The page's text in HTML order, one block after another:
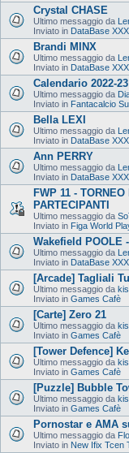
Crystal CHASE
Ultimo messaggio da
Inviato in DataBase XXX
Brandi MINX
Ultimo messaggio da
Inviato in DataBase XXX
Calendario 2022-23
Ultimo messaggio da
Inviato in Fantacalcio
Bella LEXI
Ultimo messaggio da
Inviato in DataBase XXX
Ann PERRY
Ultimo messaggio da
Inviato in DataBase XXX
FWP 11 -
PARTECIPANTI
Ultimo messaggio da
Inviato in Figa World
Wakefield POOLE
Ultimo messaggio da
Inviato in DataBase XXX
[Arcade] Tagliali
Ultimo messaggio da
Inviato in Games Cafè
[Carte] Zero 21
Ultimo messaggio da
Inviato in Games Cafè
[Tower Defence]
Ultimo messaggio da
Inviato in Games Cafè
[Puzzle] Bubble
Ultimo messaggio da
Inviato in Games Cafè
Pornostar e AMA
Ultimo messaggio da
Inviato in New Ifix Tcen